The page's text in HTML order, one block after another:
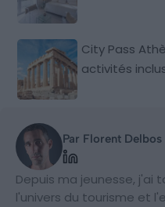
City Pass
activités
Par Florent Delbos
Depuis ma jeunesse, j'ai
l'univers du tourisme et